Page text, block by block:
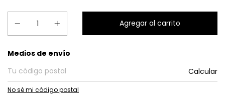
Entregas para el CP:
Medios de envío
Calcular
No sé mi código postal